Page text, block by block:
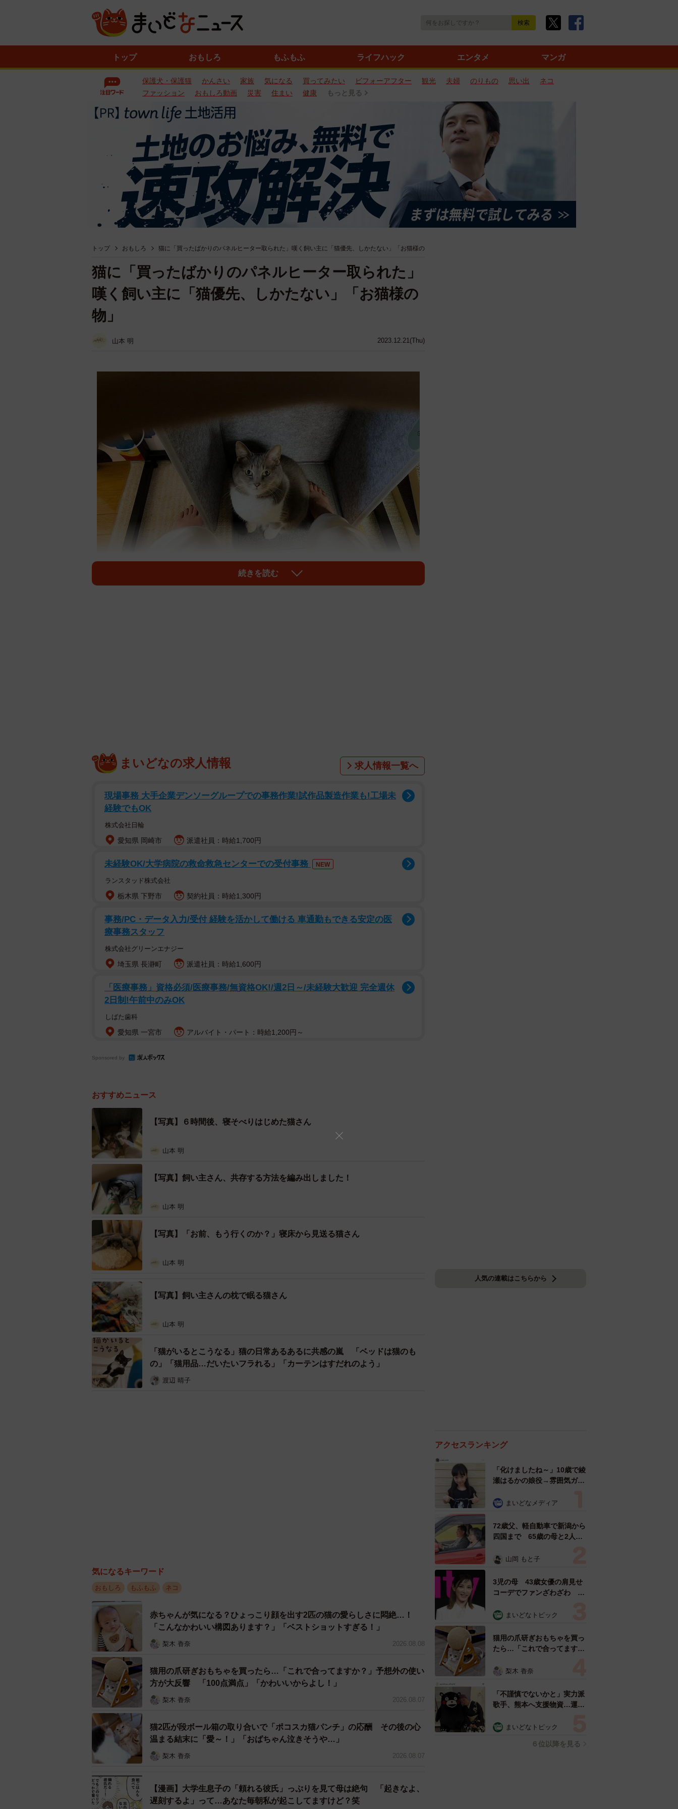
トップ おもしろ もふもふ ライフハック エンタメ マンガ
保護犬・保護猫 かんさい 家族 気になる 買ってみたい ビフォーアフター 観光 夫婦 のりもの 思い出
ネコ
ファッション
おもしろ動画 災害 住まい 健康 もっと見る
トップ おもしろ 猫に「買ったばかりのパネルヒーター取られた」嘆く飼い主に「猫優先、しかたない」「お猫様の
2023.12.21(Thu)
猫に「買ったばかりのパネルヒーター取られた」
嘆く飼い主に「猫優先、しかたない」「お猫様の
物」
山本 明
で一日の半分はごはんを待っている食いしん坊さんなのだそう。
「猫優先になっちゃいますよね〜」
「これは猫にとって心のオアシスですね。温かいしご主人の近くに居続けられる」
ぬくぬくとヒーターの底面で温まるメグちゃんにたくさんのコメントが寄せられました。
さらに飼い主さんは、話題になったポストに続けて「６時間以上経ったんですけど母ちゃ
んまだ足の裏全体であったか〜いを経験させてもらってません」とヒーターの底面で横たわ
るメグちゃんの写真を投稿しています。
最終的に飼い主さんは温もりを享受することはできたのでしょうか？詳しい話をお聞きし
ました。
「みんなお猫様に虐げられるの大好きなんだな〜と思いました」
――メグちゃん、底面でとてもリラックスしていますね。
電源を入れてすぐは周りをクンクンする程度だったのですが、あったまってきたかな〜とい
うタイミングで入ってきて居座られました。なぜか私が足を入れたい時だけわざわざ入って
きて私がいない時などは他のとこにいたので、近くにいたいという甘えなのか嫌がらせなの
かは五分五分かな…と思います（笑）。
――「猫の下に足を突っ込んだら、というアイデアをちらほら頂いていますがうちのお猫様
は手より先に口（物理）が出るタイプなのでそんなことしようもんなら噛まれます。噛まれ
ました。」ともリプライでおっしゃっていました。
を経験させてもらってません
冬の季節は愛猫と「毎年ぬくぬくゴロゴロしながら過ごしている」
続きを読む
まいどなの求人情報 求人情報一覧へ
現場事務 大手企業デンソーグループでの事務作業!試作品製造作業も!工場未
経験でもOK
株式会社日輪
愛知県 岡崎市 派遣社員：時給1,700円
未経験OK/大学病院の救命救急センターでの受付事務 NEW
ランスタッド株式会社
栃木県 下野市 契約社員：時給1,300円
事務/PC・データ入力/受付 経験を活かして働ける 車通勤もできる安定の医
療事務スタッフ
株式会社グリーンエナジー
埼玉県 長瀞町 派遣社員：時給1,600円
「医療事務」資格必須/医療事務/無資格OK!/週2日～/未経験大歓迎 完全週休
2日制!午前中のみOK
しばた歯科
愛知県 一宮市 アルバイト・パート：時給1,200円～
Sponsored by
おすすめニュース
【写真】６時間後、寝そべりはじめた猫さん
山本 明
【写真】飼い主さん、共存する方法を編み出しました！
山本 明
【写真】「お前、もう行くのか？」寝床から見送る猫さん
山本 明
【写真】飼い主さんの枕で眠る猫さん
山本 明
「猫がいるとこうなる」猫の日常あるあるに共感の嵐 「ベッドは猫のも
の」「猫用品…だいたいフラれる」「カーテンはすだれのよう」
渡辺 晴子
気になるキーワード
おもしろ もふもふ ネコ
赤ちゃんが気になる？ひょっこり顔を出す2匹の猫の愛らしさに悶絶…！
「こんなかわいい構図あります？」「ベストショットすぎる！」
梨木 香奈 2026.08.08
猫用の爪研ぎおもちゃを買ったら…「これで合ってますか？」予想外の使い
方が大反響 「100点満点」「かわいいからよし！」
梨木 香奈 2026.08.07
猫2匹が段ボール箱の取り合いで「ポコスカ猫パンチ」の応酬 その後の心
温まる結末に「愛～！」「おばちゃん泣きそうや…」
梨木 香奈 2026.08.07
【漫画】大学生息子の「頼れる彼氏」っぷりを見て母は絶句 「起きなよ、
遅刻するよ」って…あなた毎朝私が起こしてますけど？笑
人気の連載はこちらから
アクセスランキング
「化けましたね～」10歳で綾
瀬はるかの娘役→雰囲気ガラ
雰囲気が」「宝塚に入れそ
まいどなメディア
72歳父、軽自動車で新潟から
四国まで 65歳の母と2人で
憩まで分刻み… 「大学生で
山岡 もと子
3児の母 43歳女優の肩見せ
コーデでファンざわざわ
見」「むっかしからずっと可
まいどなトピック
猫用の爪研ぎおもちゃを買っ
たら…「これで合ってます
響 「100点満点」「かわい
梨木 香奈
「不謹慎でないかと」実力派
歌手、熊本へ支援物資…運搬
めらい 「痛いほど伝わる」
まいどなトピック
６位以降を見る